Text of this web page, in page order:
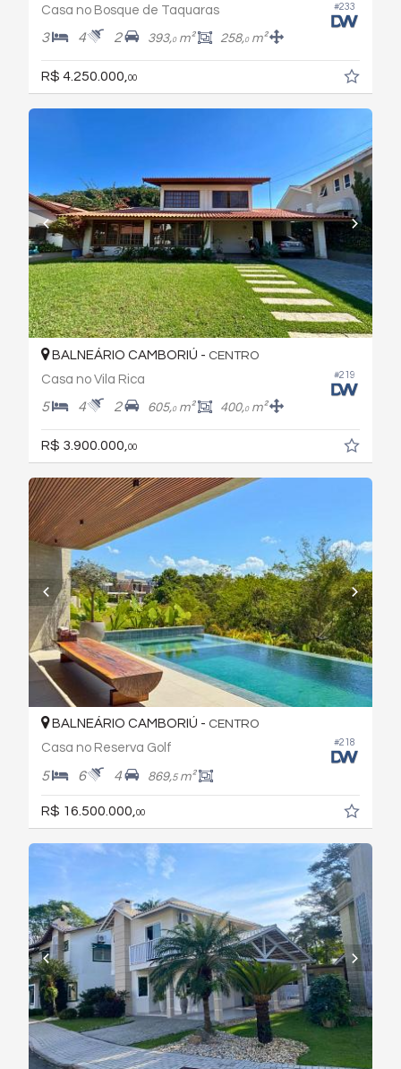
#233
Casa no Bosque de Taquaras
3 4 2 393,0m² 258,0m²
R$ 4.250.000,00
#219
BALNEÁRIO CAMBORIÚ - CENTRO
Casa no Vila Rica
5 4 2 605,0m² 400,0m²
R$ 3.900.000, 00
#218
BALNEÁRIO CAMBORIÚ - CENTRO
Casa no Reserva Golf
5 6 4 869,5m²
R$ 16.500.000,00